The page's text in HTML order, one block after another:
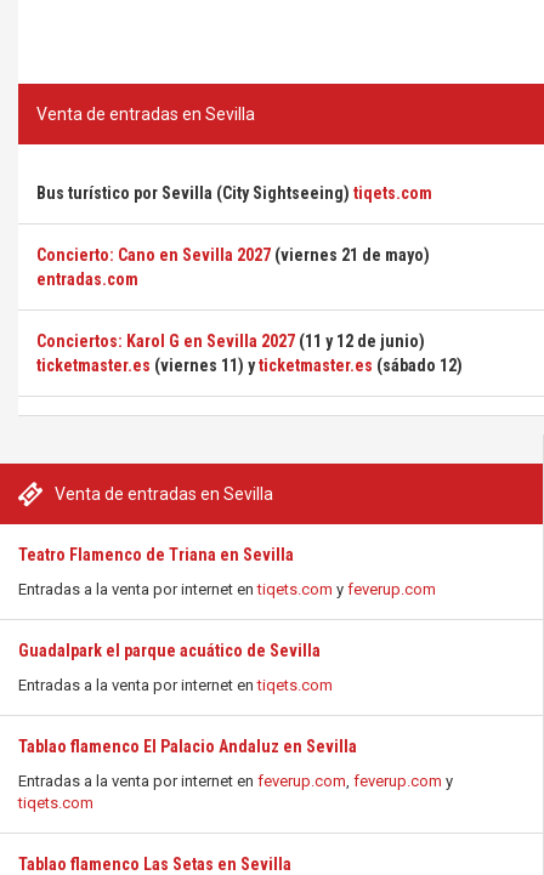
Venta de entradas en Sevilla
Teatro Flamenco de Triana en Sevilla
Entradas a la venta por internet entiqets.com y feverup.com
Guadalpark el parque acuático de Sevilla
Entradas a la venta por internet entiqets.com
Tablao flamenco El Palacio Andaluz en Sevilla
Entradas a la venta por internet en feverup.com, feverup.com y
tiqets.com
Tablao flamenco Las Setas en Sevilla
Venta de entradas en Sevilla
Bus turístico por Sevilla (City Sightseeing) tiqets.com
Concierto: Cano en Sevilla 2027 (viernes 21 de mayo)
entradas.com
Conciertos: Karol G en Sevilla 2027 (11 y 12 de junio)
ticketmaster.es (viernes 11) yticketmaster.es (sábado 12)